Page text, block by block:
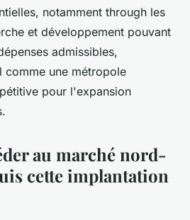
notamment through les
et développement pouvant
admissibles,
comme une métropole
pour l'expansion
au marché nord-
cette implantation